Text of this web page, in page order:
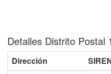
Detalles Distrito Postal
Dirección